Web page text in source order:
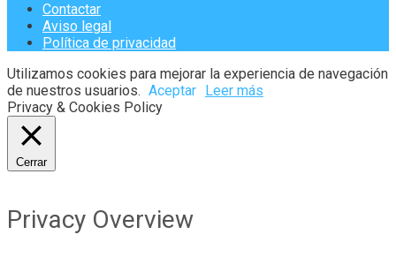
Contactar
Aviso legal
Política de privacidad
Utilizamos cookies para mejorar la experiencia de navegación
de nuestros usuarios. Aceptar
Leer más
Privacy & Cookies Policy
Cerrar
Privacy Overview